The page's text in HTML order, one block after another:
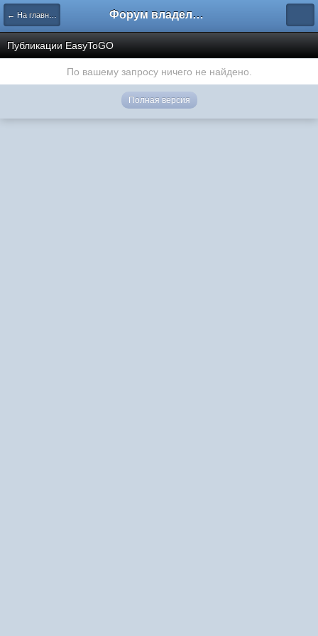
← На главную Форум владельцев интернет-магазинов
Публикации EasyToGO
По вашему запросу ничего не найдено.
Полная версия